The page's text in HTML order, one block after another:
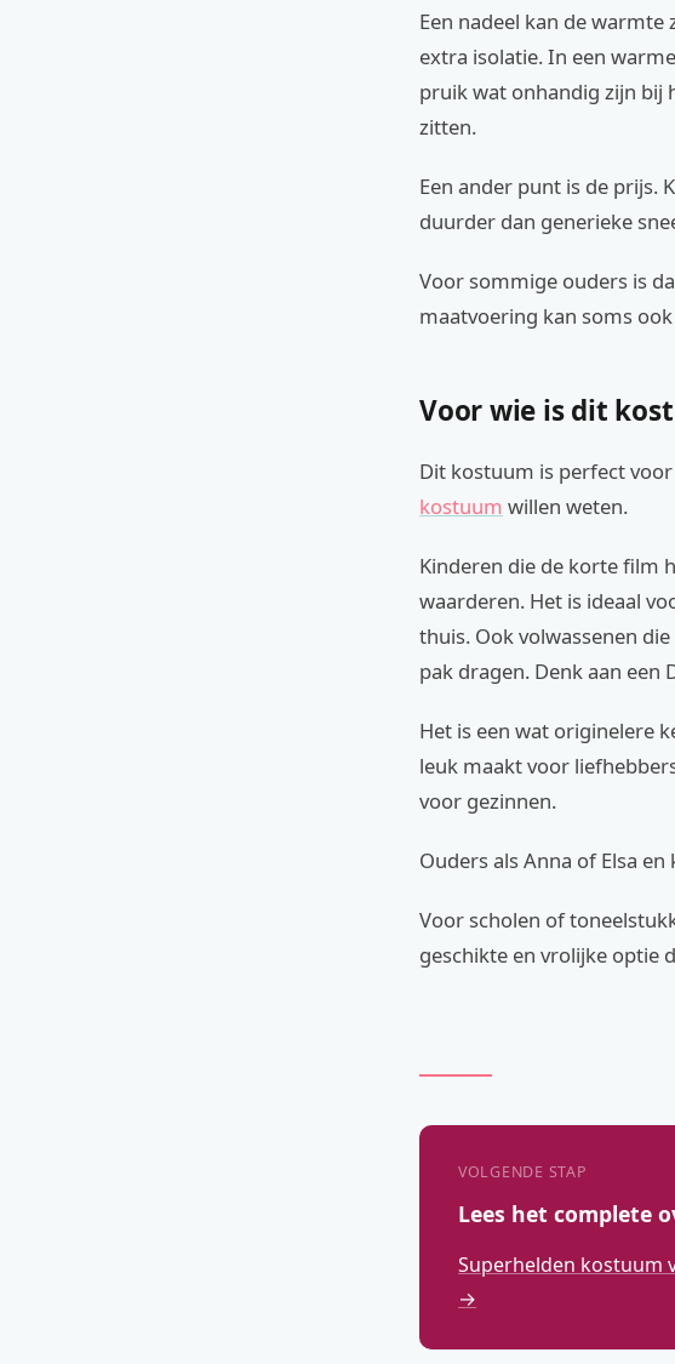
Een nadeel kan de
extra isolatie. In een
pruik wat onhandig zijn bij
zitten.
Een ander punt is de prijs.
duurder dan generieke
Voor sommige ouders is
maatvoering kan soms
Voor wie is dit
Dit kostuum is perfect
kostuum willen weten.
Kinderen die de korte film
waarderen. Het is ideaal
thuis. Ook volwassenen
pak dragen. Denk aan een
Het is een wat originelere
leuk maakt voor
voor gezinnen.
Ouders als Anna of Elsa
Voor scholen of
geschikte en vrolijke optie
VOLGENDE STAP
Lees het complete
Superhelden kostuum
→